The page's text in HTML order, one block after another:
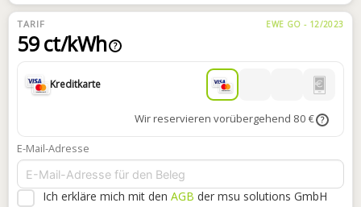
TARIF EWE GO - 12/2023
59 ct/kWh ?
Kreditkarte
Wir reservieren vorübergehend 80 € ?
E-Mail-Adresse
Ich erkläre mich mit den AGB der msu solutions GmbH